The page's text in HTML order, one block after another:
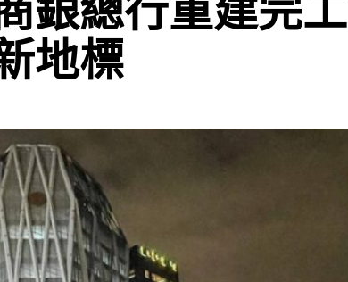
銀總行重建完工
地標